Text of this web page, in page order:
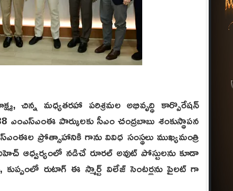
చిన్న మధ్యతరహా పరిశ్రమల అభివృద్ధి కార్పొరేషన్
ఎంఎస్ఎంఈ పార్కులకు సీఎం చంద్రబాబు శంకుస్థాపన
ప్రోత్సాహానికి గాను వివిధ సంస్థలు ముఖ్యమంత్రి
ఆధ్వర్యంలో నడిచే రూరల్ అవుట్ పోస్టులను కూడా
రుటాగ్ ఈ స్మార్ట్ విలేజ్ సెంటర్లను పైలట్ గా